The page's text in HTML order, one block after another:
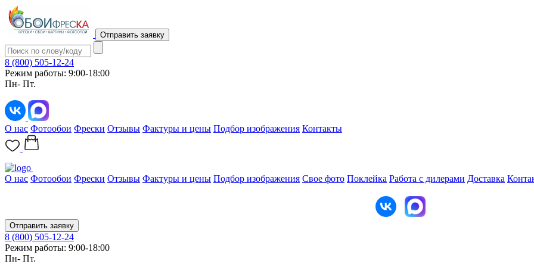
Отправить заявку
8 (800) 505-12-24
Режим работы: 9:00-18:00
Пн- Пт.
О нас Фотообои Фрески Отзывы Фактуры и цены Подбор изображения Контакты
О нас Фотообои Фрески Отзывы Фактуры и цены Подбор изображения Свое фото Поклейка Работа с дилерами Доставка
Отправить заявку
8 (800) 505-12-24
Режим работы: 9:00-18:00
Пн- Пт.